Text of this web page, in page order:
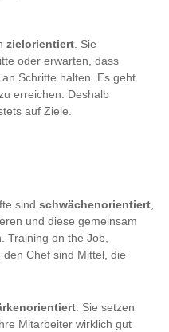
zielorientiert. Sie
oder erwarten, dass
Schritte halten. Es geht
erreichen. Deshalb
auf Ziele.
sind schwächenorientiert,
und diese gemeinsam
Training on the Job,
Chef sind Mittel, die
. Sie setzen
Mitarbeiter wirklich gut